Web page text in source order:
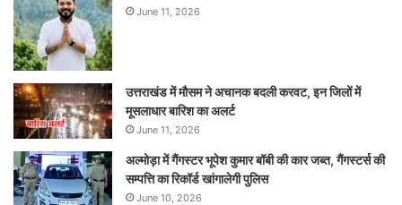
June 11, 2026
उत्तराखंड में मौसम ने अचानक बदली करवट, इन जिलों में
मूसलाधार बारिश का अलर्ट
June 11, 2026
अल्मोड़ा में गैंगस्टर भूपेश कुमार बॉबी की कार जब्त, गैंगस्टर्स की
सम्पत्ति का रिकॉर्ड खांगालेगी पुलिस
June 10, 2026